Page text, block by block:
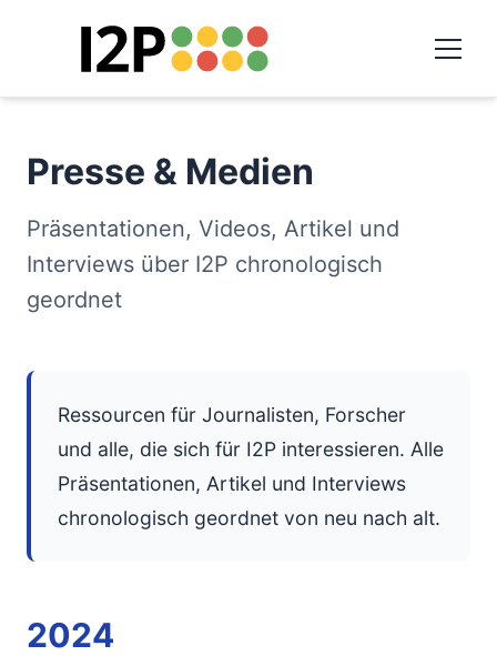
Presse & Medien
Präsentationen, Videos, Artikel und
Interviews über I2P chronologisch
geordnet
Ressourcen für Journalisten, Forscher
und alle, die sich für I2P interessieren. Alle
Präsentationen, Artikel und Interviews
chronologisch geordnet von neu nach alt.
2024